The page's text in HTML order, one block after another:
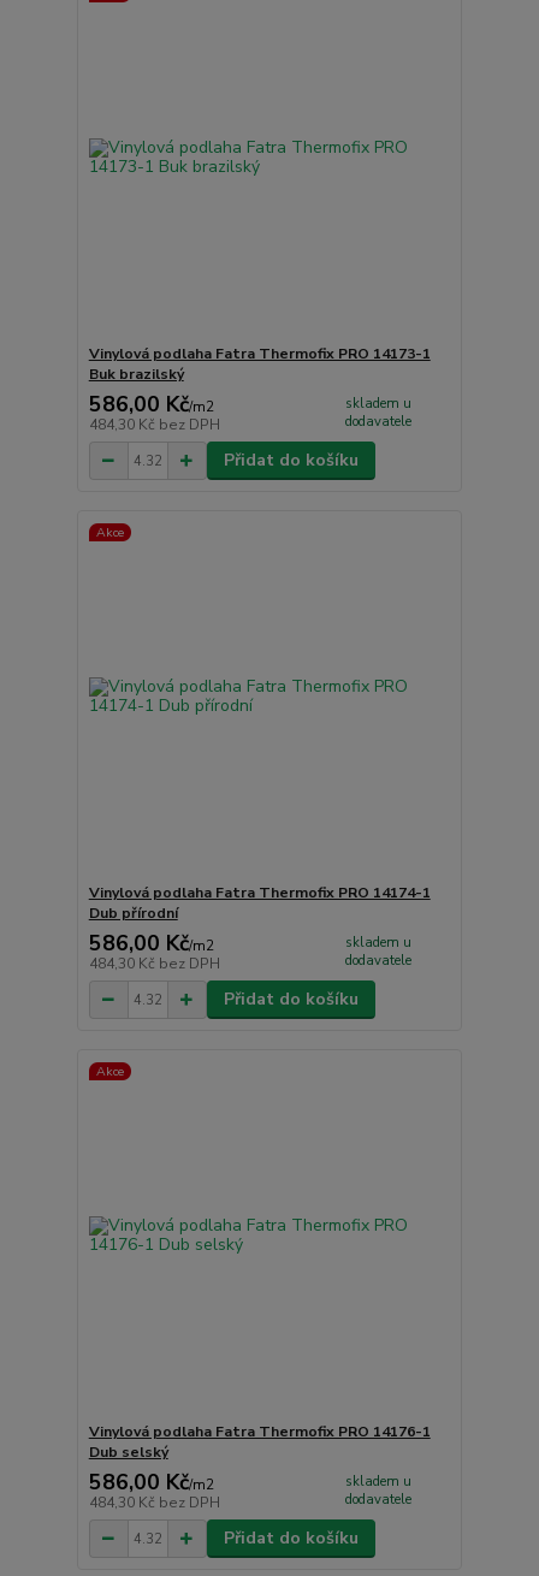
Vinylová podlaha Fatra Thermofix PRO 14173-1
Buk brazilský
586,00 Kč/m2
484,30 Kč bez DPH
skladem u
dodavatele
Přidat do košíku
Akce
Vinylová podlaha Fatra Thermofix PRO 14174-1
Dub přírodní
586,00 Kč/m2
484,30 Kč bez DPH
skladem u
dodavatele
Přidat do košíku
Akce
Vinylová podlaha Fatra Thermofix PRO 14176-1
Dub selský
586,00 Kč/m2
484,30 Kč bez DPH
skladem u
dodavatele
Přidat do košíku